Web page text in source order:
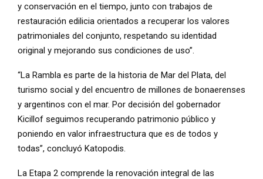
y conservación en el tiempo, junto con trabajos de
restauración edilicia orientados a recuperar los valores
patrimoniales del conjunto, respetando su identidad
original y mejorando sus condiciones de uso”.
“La Rambla es parte de la historia de Mar del Plata, del
turismo social y del encuentro de millones de bonaerenses
y argentinos con el mar. Por decisión del gobernador
Kicillof seguimos recuperando patrimonio público y
poniendo en valor infraestructura que es de todos y
todas”, concluyó Katopodis.
La Etapa 2 comprende la renovación integral de las